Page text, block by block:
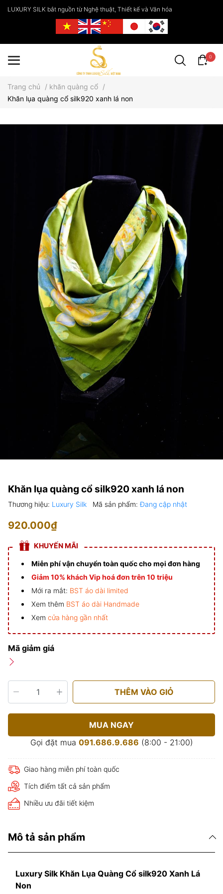
LUXURY SILK bắt nguồn từ Nghệ thuật, Thiết kế và Văn hóa
0
Trang chủ / khăn quàng cổ /
Khăn lụa quàng cổ silk920 xanh lá non
Khăn lụa quàng cổ silk920 xanh lá non
Thương hiệu: Luxury Silk Mã sản phẩm:Đang cập nhật
920.000₫
KHUYẾN MÃI
Miễn phí vận chuyển toàn quốc cho mọi đơn hàng
Giảm 10% khách Vip hoá đơn trên 10 triệu
Mới ra mắt: BST áo dài limited
Xem thêm BST áo dài Handmade
Xem cửa hàng gần nhất
Mã giảm giá
THÊM VÀO GIỎ
MUA NGAY
Gọi đặt mua 091.686.9.686 (8:00 - 21:00)
Giao hàng miễn phí toàn quốc
Tích điểm tất cả sản phẩm
Nhiều ưu đãi tiết kiệm
Mô tả sản phẩm
Luxury Silk Khăn Lụa Quàng Cổ silk920 Xanh Lá
Non